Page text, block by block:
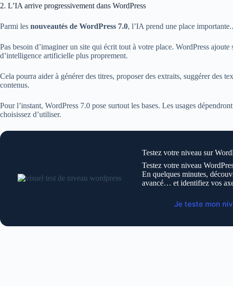
2. L’IA arrive progressivement dans WordPress
Parmi les nouveautés de WordPress 7.0, l’IA prend une place
Pas besoin d’imaginer un site qui écrit tout à votre place. WordPress
d’intelligence artificielle plus proprement.
Cela pourra aider à générer des titres, proposer des extraits, suggérer des
contenus.
Pour l’instant, WordPress 7.0 pose surtout les bases. Les usages
choisissez d’utiliser.
Testez votre niveau sur
Testez votre niveau
En quelques minutes,
avancé… et identifiez vos
Je teste mon